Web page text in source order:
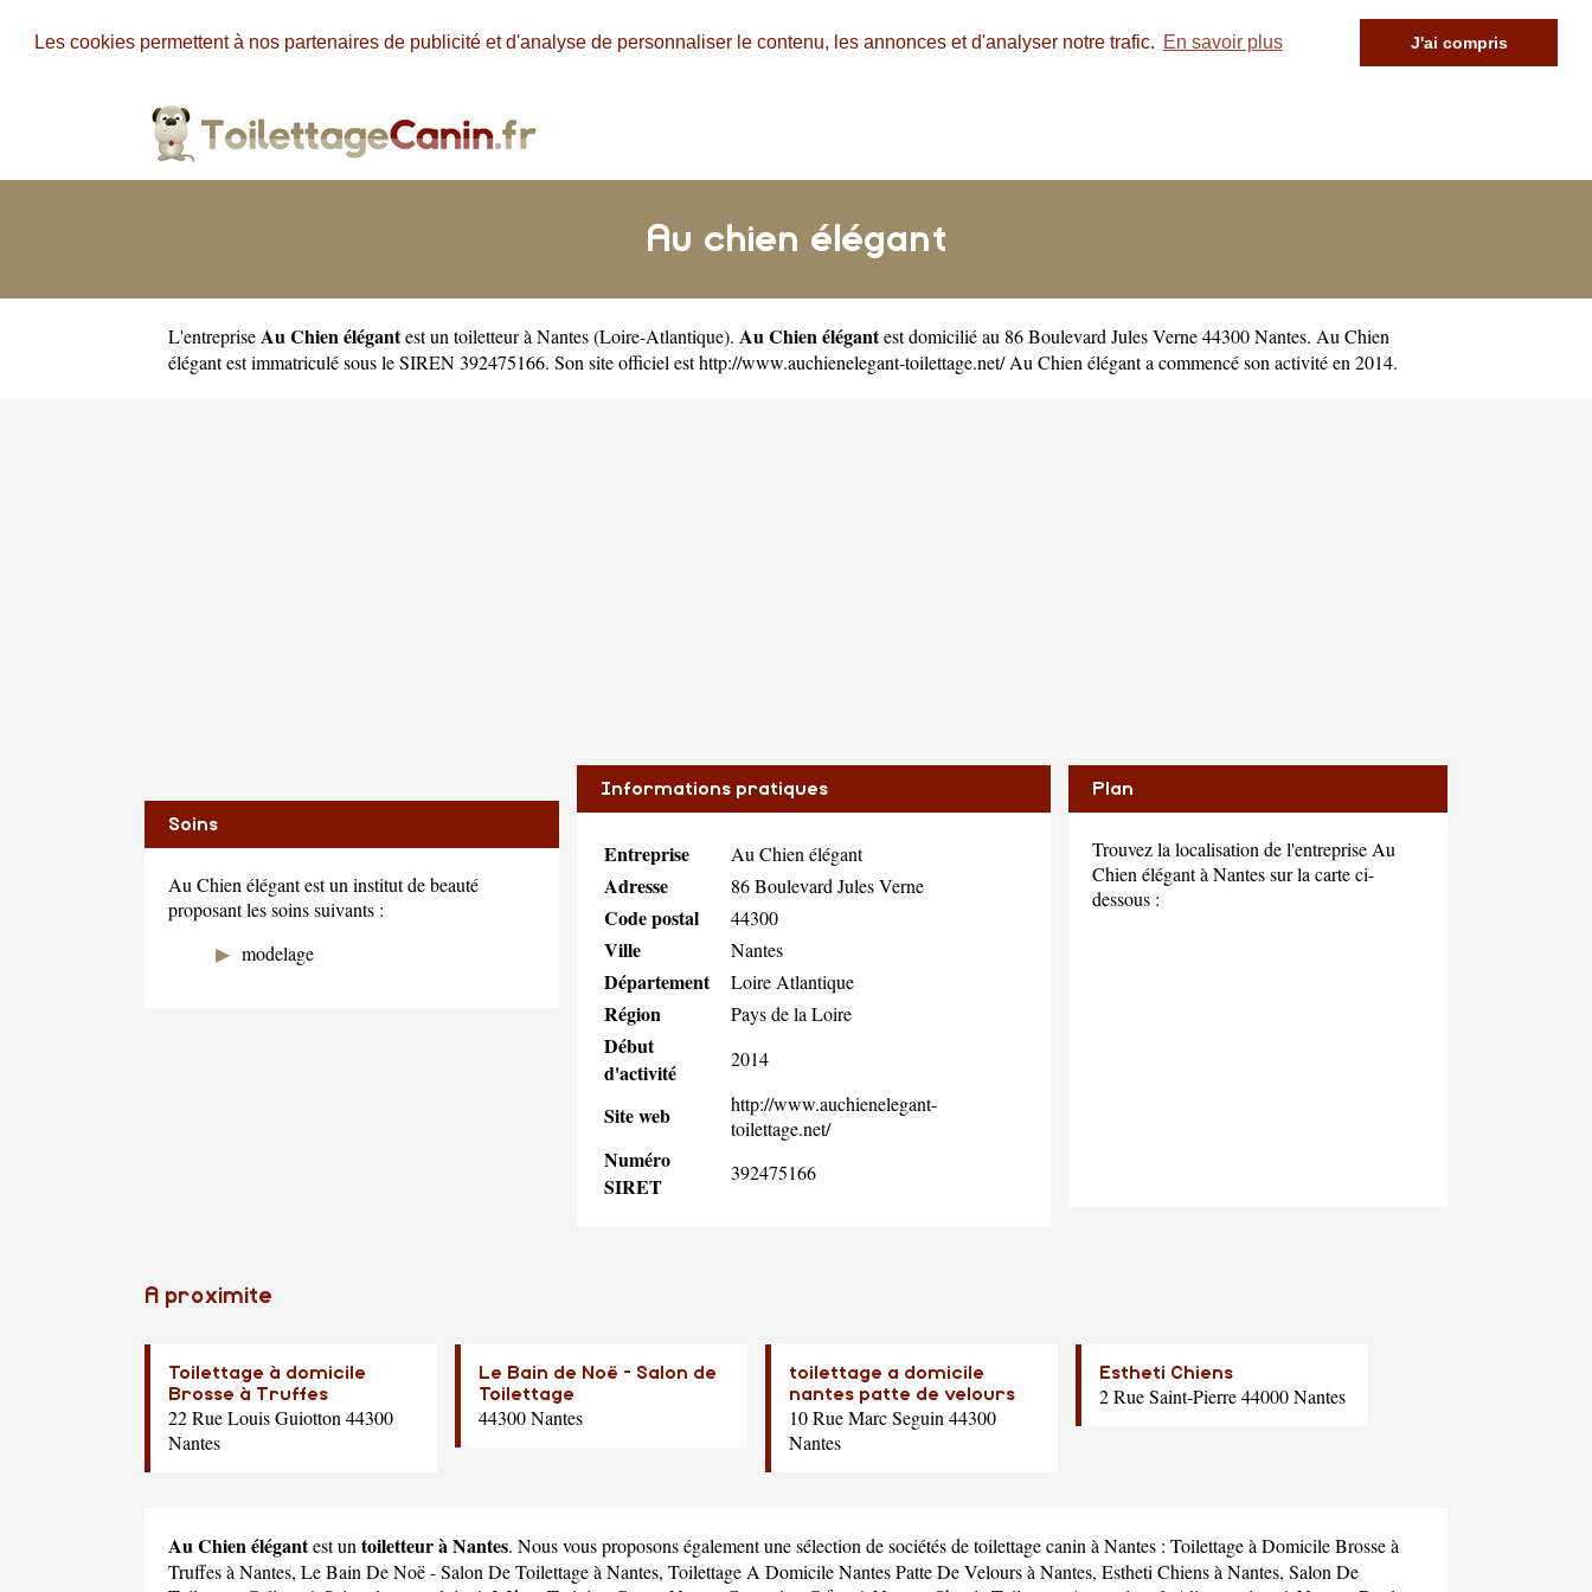
Les cookies permettent à nos partenaires de publicité et d'analyse de personnaliser le contenu, les annonces et d'analyser notre trafic. En savoir plus J'ai compris
Au chien élégant
L'entreprise Au Chien élégantest un toiletteur à Nantes(Loire-Atlantique). Au Chien élégantest domicilié au 86 Boulevard Jules Verne 44300 Nantes. Au Chien
élégant est immatriculé sous le SIREN 392475166. Son site officiel esthttp://www.auchienelegant-toilettage.net/Au Chien élégant a commencé son activité en 2014.
Soins
Au Chien élégant est un institut de beauté
proposant les soins suivants :
modelage
Informations pratiques
Entreprise Au Chien élégant
Adresse 86 Boulevard Jules Verne
Code postal 44300
Ville Nantes
Département Loire Atlantique
Région Pays de la Loire
Début
d'activité
2014
Site web
http://www.auchienelegant-
toilettage.net/
Numéro
SIRET
392475166
Plan
Trouvez la localisation de l'entreprise Au
Chien élégant à Nantes sur la carte ci-
dessous :
A proximite
Toilettage à domicile
Brosse à Truffes
22 Rue Louis Guiotton 44300
Nantes
Le Bain de Noë - Salon de
Toilettage
44300 Nantes
toilettage a domicile
nantes patte de velours
10 Rue Marc Seguin 44300
Nantes
Estheti Chiens
2 Rue Saint-Pierre 44000 Nantes
Au Chien élégantest untoiletteur à Nantes. Nous vous proposons également une sélection de sociétés de toilettage canin à Nantes : Toilettage à Domicile Brosse à
Truffesà Nantes, Le Bain De Noë - Salon De Toilettageà Nantes, Toilettage A Domicile Nantes Patte De Veloursà Nantes, Estheti Chiensà Nantes, Salon De